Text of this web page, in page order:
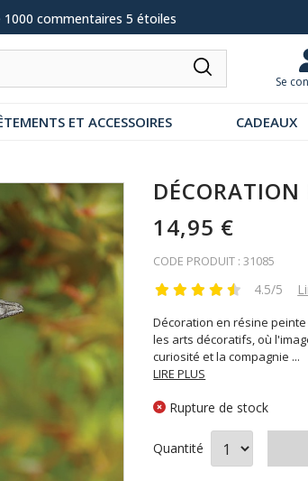
notre dernier catalogue
Se
ET ACCESSOIRES CADEAUX
14,95 €
CODE PRODUIT : 31085
4.5/5
Décoration en résine
les arts décoratifs, où
curiosité et la compagnie ...
LIRE PLUS
Rupture de stock
Quantité